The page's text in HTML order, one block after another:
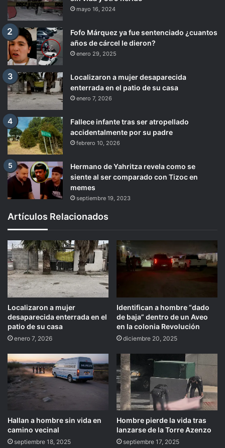
mayo 16, 2024
Fofo Márquez ya fue sentenciado ¿cuantos
años de cárcel le dieron?
enero 29, 2025
Localizaron a mujer desaparecida
enterrada en el patio de su casa
enero 7, 2026
Fallece infante tras ser atropellado
accidentalmente por su padre
febrero 10, 2026
Hermano de Yahritza revela como se
siente al ser comparado con Tizoc en
memes
septiembre 19, 2023
Artículos Relacionados
Localizaron a mujer
desaparecida enterrada en el
patio de su casa
enero 7, 2026
Identifican a hombre “dado
de baja” dentro de un Aveo
en la colonia Revolución
diciembre 20, 2025
Hallan a hombre sin vida en
camino vecinal
septiembre 18, 2025
Hombre pierde la vida tras
lanzarse de la Torre Azenzo
septiembre 17, 2025